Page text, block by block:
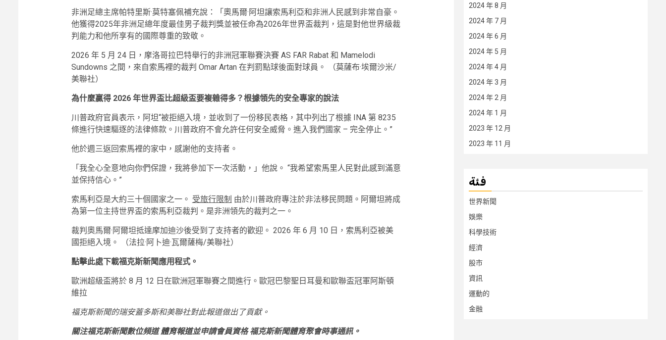
非洲足總主席帕特里斯·莫特塞佩補充說：「奧馬爾·阿坦讓索馬利亞和非洲人民感到非常自豪。
他獲得2025年非洲足總年度最佳男子裁判獎並被任命為2026年世界盃裁判，這是對他世界級裁
判能力和他所享有的國際尊重的致敬。
2026 年 5 月 24 日，摩洛哥拉巴特舉行的非洲冠軍聯賽決賽 AS FAR Rabat 和 Mamelodi
Sundowns 之間，來自索馬裡的裁判 Omar Artan 在判罰點球後面對球員。
（莫薩布·埃爾沙米/
美聯社）
為什麼贏得 2026 年世界盃比超級盃要複雜得多？根據領先的安全專家的說法
川普政府官員表示，阿坦“被拒絕入境，並收到了一份移民表格，其中列出了根據 INA 第 8235
條進行快速驅逐的法律條款。川普政府不會允許任何安全威脅。進入我們國家 – 完全停止。”
他於週三返回索馬裡的家中，感謝他的支持者。
「我全心全意地向你們保證，我將參加下一次活動，」他說。 “我希望索馬里人民對此感到滿意
並保持信心。”
索馬利亞是大約三十個國家之一。 受旅行限制 由於川普政府專注於非法移民問題。阿爾坦將成
為第一位主持世界盃的索馬利亞裁判。是非洲領先的裁判之一。
裁判奧馬爾·阿爾坦抵達摩加迪沙後受到了支持者的歡迎。 2026 年 6 月 10 日，索馬利亞被美
國拒絕入境。
（法拉·阿卜迪·瓦爾薩梅/美聯社）
點擊此處下載福克斯新聞應用程式。
歐洲超級盃將於 8 月 12 日在歐洲冠軍聯賽之間進行。歐冠巴黎聖日耳曼和歐聯盃冠軍阿斯頓
維拉
福克斯新聞的瑞安蓋多斯和美聯社對此報道做出了貢獻。
關注福克斯新聞數位頻道體育報道並申請會員資格福克斯新聞體育聚會時事通訊。
2024 年 8 月
2024 年 7 月
2024 年 6 月
2024 年 5 月
2024 年 4 月
2024 年 3 月
2024 年 2 月
2024 年 1 月
2023 年 12 月
2023 年 11 月
فئة
世界新聞
娛樂
科學技術
經濟
股市
資訊
運動的
金融